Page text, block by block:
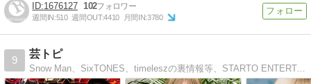
1676127 102
週間IN:510 週間OUT:4410 月間IN:3780
9
芸トピ
Snow Man、SixTONES、timeleszの裏情報等、STARTO ENTERTAINMENT関連のニュースや最新芸能ニュース、ゴシップネタなどを毎日更新中!